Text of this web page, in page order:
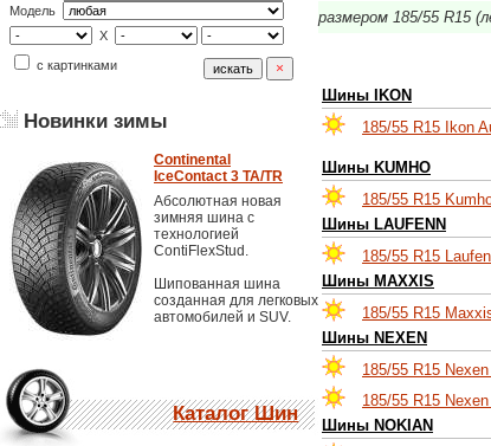
Модель
X
с картинками
Новинки зимы
Continental
IceContact 3 TA/TR
Абсолютная новая
зимняя шина с
технологией
ContiFlexStud.
Шипованная шина
созданная для легковых
автомобилей и SUV.
Каталог Шин
размером 185/55 R15
Шины IKON
185/55 R15 Ikon
Шины KUMHO
185/55 R15
Шины LAUFENN
185/55 R15
Шины MAXXIS
185/55 R15
Шины NEXEN
185/55 R15
185/55 R15
Шины NOKIAN